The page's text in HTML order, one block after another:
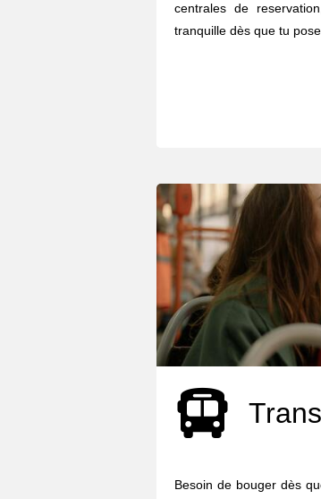
centrales de
tranquille dès que tu
Besoin de bouger dès